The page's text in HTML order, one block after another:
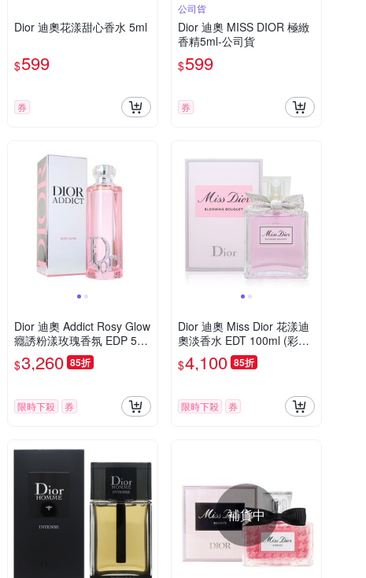
Dior 迪奧花漾甜心香水 5ml
$599
券
公司貨
Dior 迪奧 MISS DIOR 極緻
香精5ml-公司貨
$599
券
Dior 迪奧 Addict Rosy Glow
癮誘粉漾玫瑰香氛 EDP 50
ml 平行輸入
$3,260 85折
限時下殺 券
Dior 迪奧 Miss Dior 花漾迪
奧淡香水 EDT 100ml (彩色
蝴蝶結新版)
$4,100 85折
限時下殺 券
補貨中